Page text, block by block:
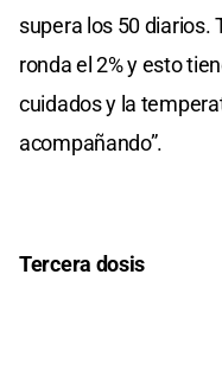
supera los 50 diarios.
ronda el 2% y esto
cuidados y la
acompañando”.
Tercera dosis